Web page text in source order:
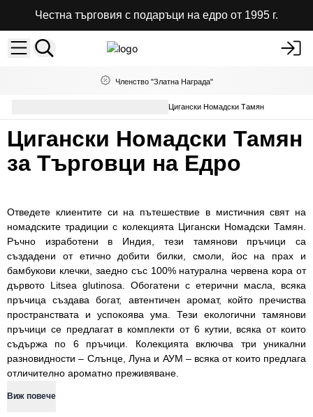
Честна търговия с подаръци на едро от 1995 г.
Членство "Златна Награда"
Цигански Номадски Тамян
Цигански Номадски Тамян
за Търговци на Едро
Отведете клиентите си на пътешествие в мистичния свят на
номадските традиции с колекцията Цигански Номадски Тамян.
Ръчно изработени в Индия, тези тамянови пръчици са
създадени от етично добити билки, смоли, йос на прах и
бамбукови клечки, заедно със 100% натурална червена кора от
дървото Litsea glutinosa. Обогатени с етерични масла, всяка
пръчица създава богат, автентичен аромат, който пречиства
пространствата и успокоява ума. Тези екологични тамянови
пръчици се предлагат в комплекти от 6 кутии, всяка от които
съдържа по 6 пръчици. Колекцията включва три уникални
разновидности – Слънце, Луна и АУМ – всяка от които предлага
отличително ароматно преживяване.
Виж повече